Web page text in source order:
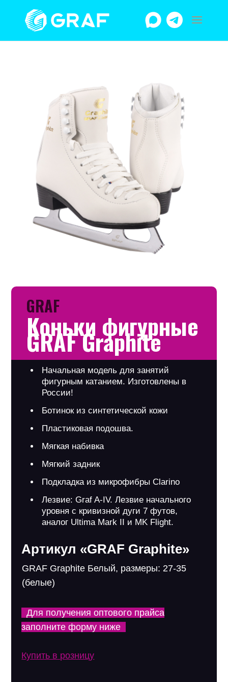
GRAF
Коньки фигурные
GRAF Graphite
Начальная модель для занятий
фигурным катанием. Изготовлены в
России!
Ботинок из синтетической кожи
Пластиковая подошва.
Мягкая набивка
Мягкий задник
Подкладка из микрофибры Clarino
Лезвие: Graf A-IV. Лезвие начального
уровня с кривизной дуги 7 футов,
аналог Ultima Mark II и MK Flight.
Артикул «GRAF Graphite»
GRAF Graphite Белый, размеры: 27-35
(белые)
Для получения оптового прайса
заполните форму ниже
Купить в розницу